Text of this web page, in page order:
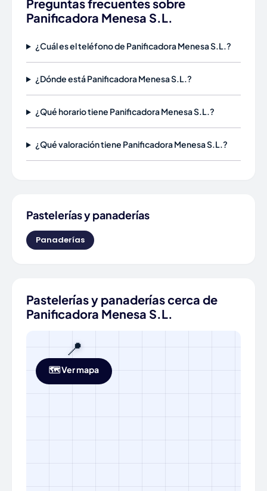
Preguntas frecuentes sobre
Panificadora Menesa S.L.
¿Cuál es el teléfono de Panificadora Menesa S.L.?
¿Dónde está Panificadora Menesa S.L.?
¿Qué horario tiene Panificadora Menesa S.L.?
¿Qué valoración tiene Panificadora Menesa S.L.?
Pastelerías y panaderías
Panaderías
Pastelerías y panaderías cerca de
Panificadora Menesa S.L.
📍
🗺️ Ver mapa